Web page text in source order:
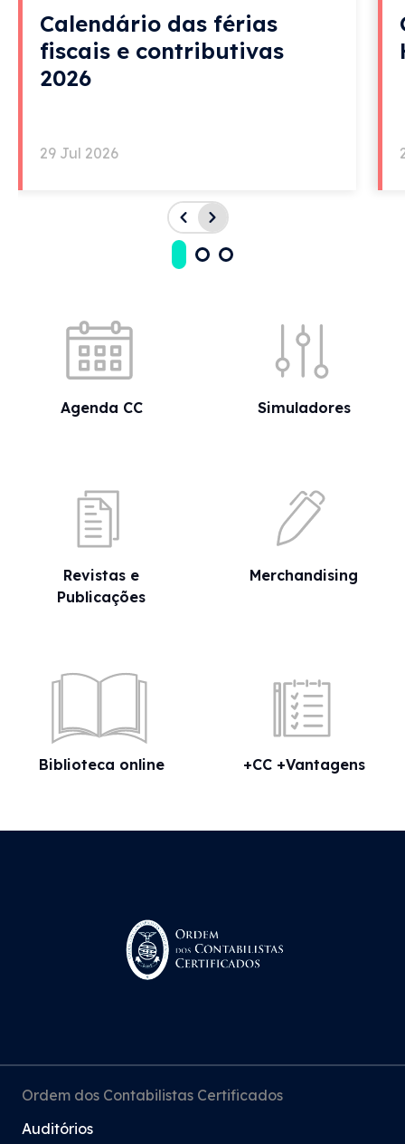
1989
• Durante sete anos o poder político ignorou os
funcionários administrativos. A falta de rigor das
de Contas, conferindo simultaneamente caráter
público à profissão.
1995
No Orçamento do Estado de 1995 (Lei n.º 39-
B/94, de 27 de Dezembro), o governo pede e
o Decreto Lei n.º 265/95, de 17 de Outubro,
através do qual é aprovado o Estatuto dos
Imagem
Calendário das férias
fiscais e contributivas
2026
29 Jul 2026
Agenda CC Simuladores
Revistas e
Publicações
Merchandising
Biblioteca online +CC +Vantagens
Ordem dos Contabilistas Certificados
Auditórios